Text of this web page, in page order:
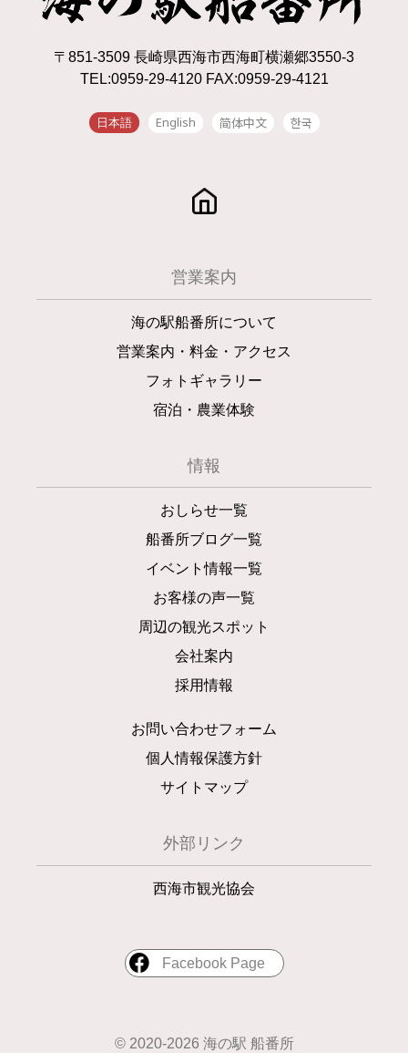
〒851-3509 長崎県西海市西海町横瀬郷3550-3
TEL:0959-29-4120 FAX:0959-29-4121
日本語 English 简体中文 한국
営業案内
海の駅船番所について
営業案内・料金・アクセス
フォトギャラリー
宿泊・農業体験
情報
おしらせ一覧
船番所ブログ一覧
イベント情報一覧
お客様の声一覧
周辺の観光スポット
会社案内
採用情報
お問い合わせフォーム
個人情報保護方針
サイトマップ
外部リンク
西海市観光協会
Facebook Page
© 2020-2026 海の駅 船番所